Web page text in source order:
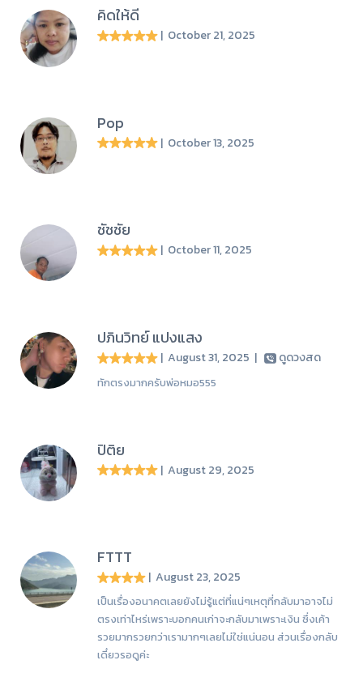
คิดให้ดี
| October 21, 2025
Pop
| October 13, 2025
ชัชชัย
| October 11, 2025
ปภินวิทย์ แปงแสง
| August 31, 2025 | ดูดวงสด
ทักตรงมากครับพ่อหมอ555
ปิติย
| August 29, 2025
FTTT
| August 23, 2025
เป็นเรื่องอนาคตเลยยังไม่รู้แต่ที่แน่ๆเหตุที่กลับมาอาจไม่
ตรงเท่าไหร่​เพราะบอกคนเก่าจะกลับมาเพราะเงิน ซึ่งเค้า
รวยมากรวยกว่าเรามากๆเลยไม่ใช่แน่นอน ส่วนเรื่องกลับ
เดี๋ยว​รอดูค่ะ